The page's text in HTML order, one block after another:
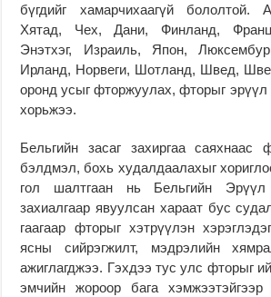
бүгдийг хамар­чихаагүй бололтой.
Хятад, Чех, Дани, Финланд,
Энэтхэг, Израиль, Япон,
Ирланд, Норвеги, Шотланд, Швед,
оронд усыг фторжуулах, фторыг эрүүл
хорьжээ.
Бельгийн засаг захиргаа саяхнаас
бэлдмэл, бохь ху­дал­­­даалахыг
гол шалтгаан нь Бельгийн
захиалгаар явуул­сан хараат бус
гаагаар фторыг хэтрүүлэн
ясны сий­рэг­жилт, мэдрэлийн
ажиглагджээ. Гэхдээ тус улс фторыг
эмчийн жороор бага